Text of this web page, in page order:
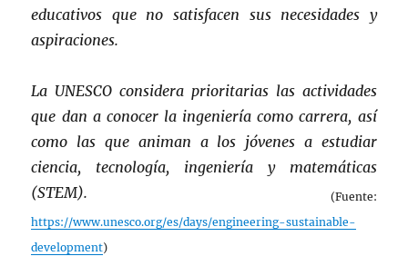
educativos que no satisfacen sus necesidades y
aspiraciones.
La UNESCO considera prioritarias las actividades
que dan a conocer la ingeniería como carrera, así
como las que animan a los jóvenes a estudiar
ciencia, tecnología, ingeniería y matemáticas
(STEM).
(Fuente:
https://www.unesco.org/es/days/engineering-sustainable-
development)